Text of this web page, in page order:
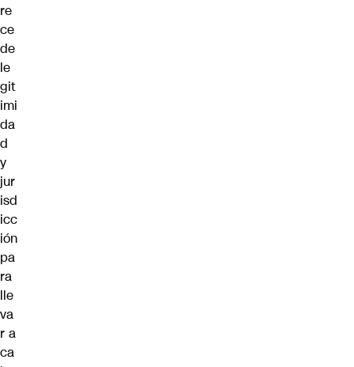
re
ce
de
le
git
imi
da
d
y
jur
isd
icc
ión
pa
ra
lle
va
r a
ca